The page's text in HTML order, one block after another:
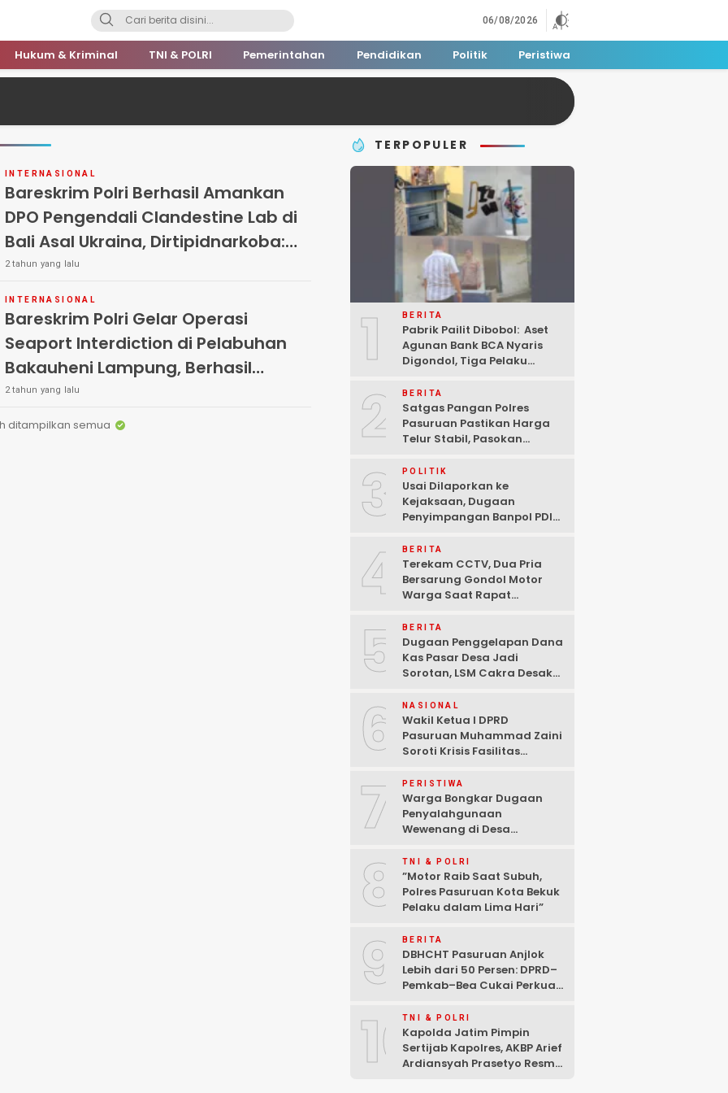
06/08/2026
Hukum & Kriminal TNI & POLRI Pemerintahan Pendidikan Politik Peristiwa
INTERNASIONAL
Bareskrim Polri Berhasil Amankan
DPO Pengendali Clandestine Lab di
Bali Asal Ukraina, Dirtipidnarkoba:
Bukti Tegas Perang Melawan
Narkoba
2 tahun yang lalu
INTERNASIONAL
Bareskrim Polri Gelar Operasi
Seaport Interdiction di Pelabuhan
Bakauheni Lampung, Berhasil
Amankan 8 Orang Tersangka
Peredaran Narkoba
2 tahun yang lalu
ditampilkan semua
TERPOPULER
1 BERITA
Pabrik Pailit Dibobol: Aset
Agunan Bank BCA Nyaris
Digondol, Tiga Pelaku
Pasuruan
2 BERITA
Satgas Pangan Polres
Pasuruan Pastikan Harga
Telur Stabil, Pasokan
Kekhawatiran Fluktuasi
3 POLITIK
Usai Dilaporkan ke
Kejaksaan, Dugaan
Penyimpangan Banpol PDIP
Tuntas “6 Eks Ketua PAC
Cabut Laporan”
4 BERITA
Terekam CCTV, Dua Pria
Bersarung Gondol Motor
Warga Saat Rapat
5 BERITA
Dugaan Penggelapan Dana
Kas Pasar Desa Jadi
Sorotan, LSM Cakra Desak
6 NASIONAL
Wakil Ketua I DPRD
Pasuruan Muhammad Zaini
Soroti Krisis Fasilitas
Anggaran
7 PERISTIWA
Warga Bongkar Dugaan
Penyalahgunaan
Wewenang di Desa
Mencuat
8 TNI & POLRI
‎”Motor Raib Saat Subuh,
Polres Pasuruan Kota Bekuk
Pelaku dalam Lima Hari” ‎
9 BERITA
DBHCHT Pasuruan Anjlok
Lebih dari 50 Persen: DPRD–
Pemkab–Bea Cukai Perkuat
Rokok Ilegal
10TNI & POLRI
Kapolda Jatim Pimpin
Sertijab Kapolres, AKBP Arief
Ardiansyah Prasetyo Resmi